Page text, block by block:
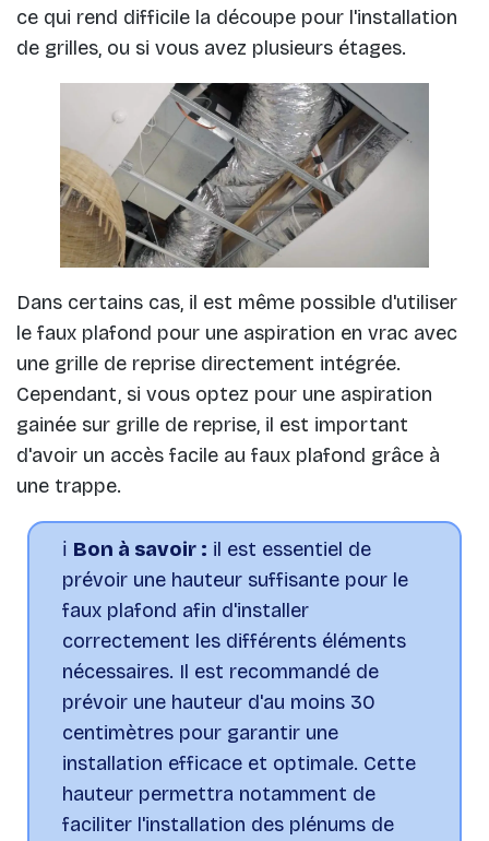
ce qui rend difficile la découpe pour l'installation
de grilles, ou si vous avez plusieurs étages.
Dans certains cas, il est même possible d'utiliser
le faux plafond pour une aspiration en vrac avec
une grille de reprise directement intégrée.
Cependant, si vous optez pour une aspiration
gainée sur grille de reprise, il est important
d'avoir un accès facile au faux plafond grâce à
une trappe.
ℹ️ Bon à savoir : il est essentiel de
prévoir une hauteur suffisante pour le
faux plafond afin d'installer
correctement les différents éléments
nécessaires. Il est recommandé de
prévoir une hauteur d'au moins 30
centimètres pour garantir une
installation efficace et optimale. Cette
hauteur permettra notamment de
faciliter l'installation des plénums de